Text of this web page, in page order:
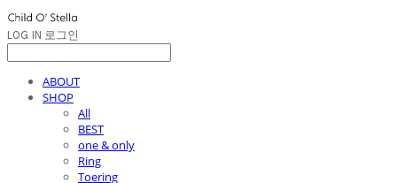
LOG IN 로그인
ABOUT
SHOP
All
BEST
one & only
Ring
Toering